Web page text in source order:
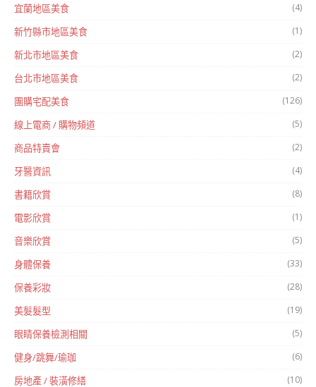
宜蘭地區美食 (4)
新竹縣市地區美食 (1)
新北市地區美食 (2)
台北市地區美食 (2)
團購宅配美食 (126)
線上電商 / 購物頻道 (5)
商品特賣會 (2)
牙醫資訊 (4)
書籍欣賞 (8)
電影欣賞 (1)
音樂欣賞 (5)
身體保養 (33)
保養彩妝 (28)
美髮髮型 (19)
眼睛保養檢測相關 (5)
健身/跳舞/瑜珈 (6)
房地產 / 裝潢修繕 (10)